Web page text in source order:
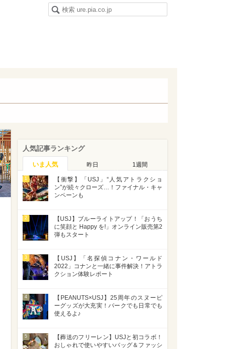
人気記事ランキング
いま人気 昨日 1週間
1
【衝撃】「USJ」“人気アトラクショ
ン”が続々クローズ…！ファイナル・キャ
ンペーンも
2
【USJ】ブルーライトアップ！「おうち
に笑顔と Happy を!」オンライン販売第2
弾もスタート
3
【USJ】「名探偵コナン・ワールド
2022」コナンと一緒に事件解決！アトラ
クション体験レポート
4
【PEANUTS×USJ】25周年のスヌーピ
ーグッズが大充実！パークでも日常でも
使えるよ♪
5
【葬送のフリーレン】USJと初コラボ！
おしゃれで使いやすいバッグ＆ファッシ